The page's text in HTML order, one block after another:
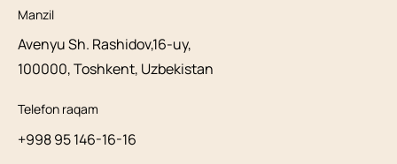
Manzil
Avenyu Sh. Rashidov,16-uy,
100000, Toshkent, Uzbekistan
Telefon raqam
+998 95 146-16-16